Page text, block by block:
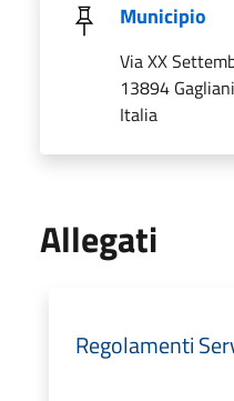
Municipio
Via XX
13894
Italia
Allegati
Regolamenti